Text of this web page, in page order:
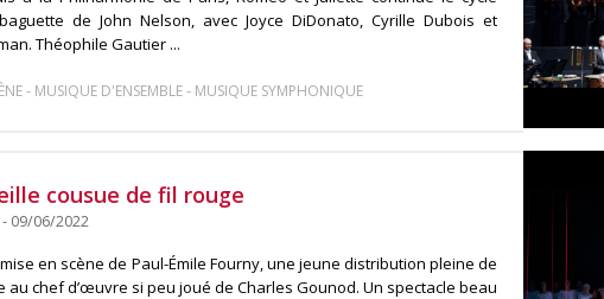
de John Nelson, avec Joyce DiDonato, Cyrille Dubois et
Théophile Gautier ...
- MUSIQUE D'ENSEMBLE- MUSIQUE SYMPHONIQUE
cousue de fil rouge
09/06/2022
en scène de Paul-Émile Fourny, une jeune distribution pleine de
au chef d’œuvre si peu joué de Charles Gounod. Un spectacle beau